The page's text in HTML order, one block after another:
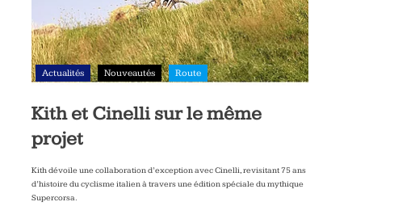
Actualités Nouveautés Route
Kith et Cinelli sur le même
projet
Kith dévoile une collaboration d’exception avec Cinelli, revisitant 75 ans
d’histoire du cyclisme italien à travers une édition spéciale du mythique
Supercorsa.